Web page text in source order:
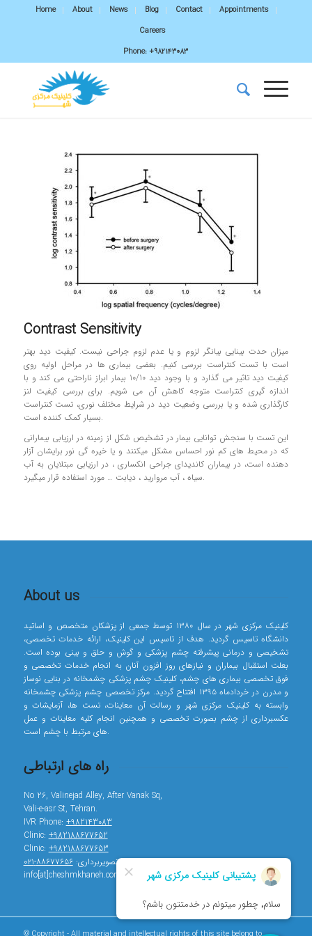
Home About News Blog Contact
Appointments
Careers
Phone:+982143083
Contrast Sensitivity
میزان حدت بینایی بیانگر لزوم و یا عدم لزوم جراحی نیست. کیفیت دید بهتر
است با تست کنتراست بررسی کنیم. بعضی بیماری ها در مراحل اولیه روی
کیفیت دید تاثیر می گذارد و با وجود دید 10/10 بیمار ابراز ناراحتی می کند و با
اندازه گیری کنتراست متوجه کاهش آن می شویم. برای بررسی کیفیت لنز
کارگذاری شده و یا بررسی وضعیت دید در شرایط مختلف نوری، تست کنتراست
بسیار کمک کننده است.
این تست با سنجش توانایی بیمار در تشخیص شکل از زمینه در ارزیابی بیمارانی
که در محیط های کم نور احساس مشکل میکنند و یا خیره گی نور برایشان آزار
دهنده است، در بیماران کاندیدای جراحی انکساری ، در ارزیابی مبتلایان به آب
سیاه ، آب مروارید ، دیابت … مورد استفاده قرار میگیرد.
About us
کلینیک مرکزی شهر در سال ۱۳۸۰ توسط جمعی از پزشکان متخصص و اساتید
دانشگاه تاسیس گردید. هدف از تاسیس این کلینیک، ارائه خدمات تخصصی،
تشخیصی و درمانی پیشرفته چشم پزشکی و گوش و حلق و بینی بوده است.
بعلت استقبال بیماران و نیازهای روز افزون آنان به انجام خدمات تخصصی و
فوق تخصصی بیماری های چشم، کلینیک چشم پزشکی چشمخانه در بنایی نوساز
و مدرن در خردادماه ۱۳۹۵ افتتاح گردید. مرکز تخصصی چشم پزشکی چشمخانه
وابسته به کلینیک مرکزی شهر و رسالت آن معاینات، تست ها، آزمایشات و
عکسبرداری از چشم بصورت تخصصی و همچنین انجام کلیه معاینات و عمل
های مرتبط با چشم است.
راه های ارتباطی
No 26, Valinejad Alley, After Vanak Sq,
Vali-e-asr St, Tehran.
IVR Phone: +982143083
Clinic: +982188677652
Clinic: +982188677653
تصویربرداری:۸۸۶۷۷۶۵۶-۰۲۱
info[at]cheshmkhaneh.com